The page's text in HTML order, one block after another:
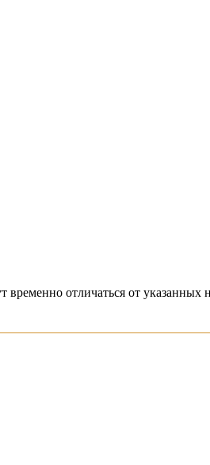
отличаться от указанных